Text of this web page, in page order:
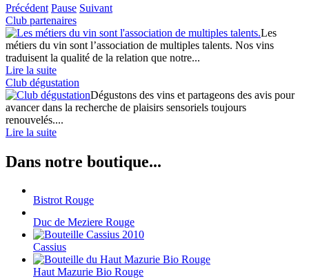
Précédent Pause Suivant
Club partenaires
Les
métiers du vin sont l’association de multiples talents. Nos vins
traduisent la qualité de la relation que notre...
Lire la suite
Club dégustation
Dégustons des vins et partageons des avis pour
avancer dans la recherche de plaisirs sensoriels toujours
renouvelés....
Lire la suite
Dans notre boutique...
Bistrot Rouge
Duc de Meziere Rouge
Cassius
Haut Mazurie Bio Rouge